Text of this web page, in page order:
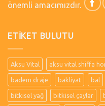
önemli amacımızdır.
ETIKET BULUTU
Aksu Vital aksu vital shiffa
badem draje bakliyat bal
bitkisel yağ bitkisel çaylar